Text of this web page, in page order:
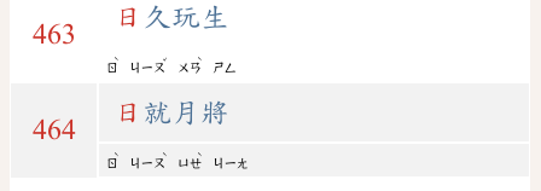
463
日 久玩生
ㄖ
ˋ
ㄐㄧㄡ
ˇ
ㄨㄢ
ˋ
ㄕㄥ
464
日 就月將
ㄖ
ˋ
ㄐㄧㄡ
ˋ
ㄩㄝ
ˋ
ㄐㄧㄤ